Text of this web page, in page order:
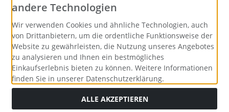
Alle Preise inkl. gesetzl. MwSt. zzgl.Versandkosten
andere Technologien
Wir verwenden Cookies und ähnliche Technologien, auch
von Drittanbietern, um die ordentliche Funktionsweise der
Website zu gewährleisten, die Nutzung unseres Angebotes
zu analysieren und Ihnen ein bestmögliches
Einkaufserlebnis bieten zu können. Weitere Informationen
finden Sie in unserer Datenschutzerklärung.
ALLE AKZEPTIEREN